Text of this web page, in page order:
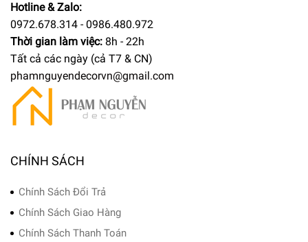
Hotline & Zalo:
0972.678.314 - 0986.480.972
Thời gian làm việc: 8h - 22h
Tất cả các ngày (cả T7 & CN)
phamnguyendecorvn@gmail.com
CHÍNH SÁCH
Chính Sách Đổi Trả
Chính Sách Giao Hàng
Chính Sách Thanh Toán